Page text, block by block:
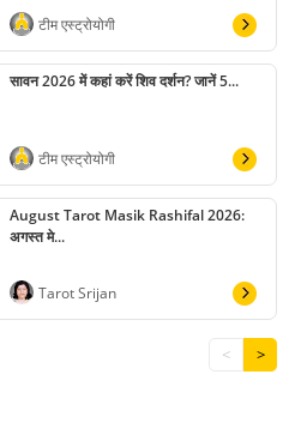
टीम एस्ट्रोयोगी
सावन 2026 में कहां करें शिव दर्शन? जानें 5...
टीम एस्ट्रोयोगी
August Tarot Masik Rashifal 2026:
अगस्त मे...
Tarot Srijan
< >